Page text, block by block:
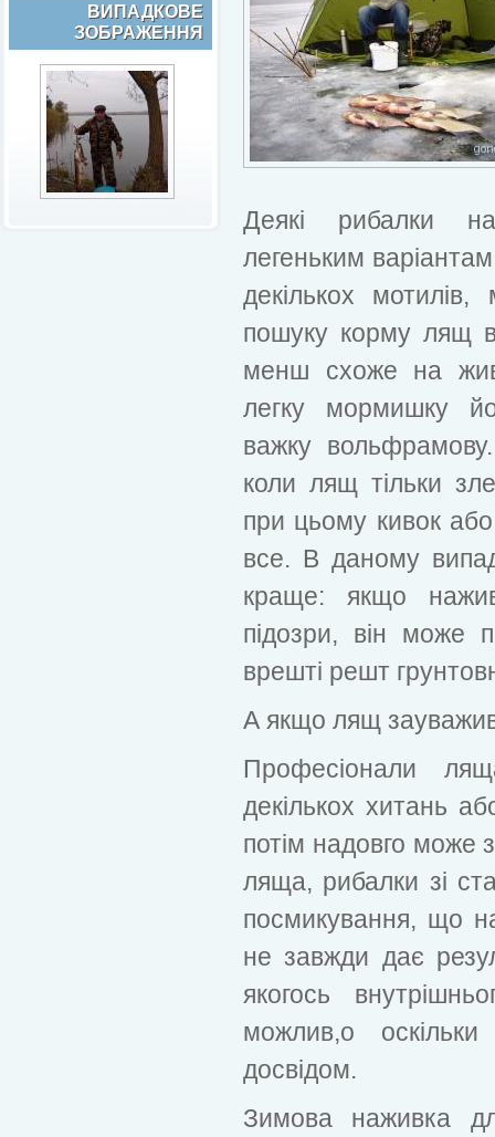
ВИПАДКОВЕ
ЗОБРАЖЕННЯ
Деякі рибалки
легеньким
декількох
пошуку корму лящ
менш схоже на
легку мормишку
важку
коли лящ тільки
при цьому кивок
все. В даному
краще: якщо
підозри, він може
врешті решт
А якщо лящ
Професіонали
декількох хитань
потім надовго
ляща, рибалки зі
посмикування, що
не завжди дає
якогось
можлив,о
досвідом.
Зимова наживка